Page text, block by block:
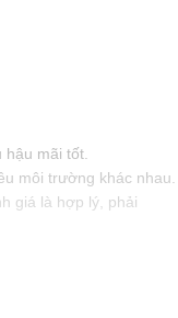
mãi tốt.
môi trường khác nhau.
giá là hợp lý, phải